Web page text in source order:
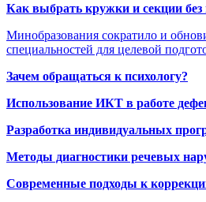
Как выбрать кружки и секции без
Минобразования сократило и
специальностей для целевой
Зачем обращаться к психологу?
Использование ИКТ в работе
Разработка индивидуальных
Методы диагностики речевых
Современные подходы к